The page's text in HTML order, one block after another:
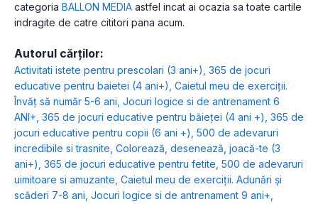
categoria BALLON MEDIA astfel incat ai ocazia sa toate cartile
indragite de catre cititori pana acum.
Autorul cărților:
Activitati istete pentru prescolari (3 ani+) 365 de jocuri
educative pentru baietei (4 ani+) Caietul meu de exerciții.
Învăț să număr 5-6 ani Jocuri logice si de antrenament 6
ANI+ 365 de jocuri educative pentru băieței (4 ani +) 365 de
jocuri educative pentru copii (6 ani +) 500 de adevaruri
incredibile si trasnite Colorează, desenează, joacă-te (3
ani+) 365 de jocuri educative pentru fetite 500 de adevaruri
uimitoare si amuzante Caietul meu de exerciții. Adunări și
scăderi 7-8 ani Jocuri logice si de antrenament 9 ani+